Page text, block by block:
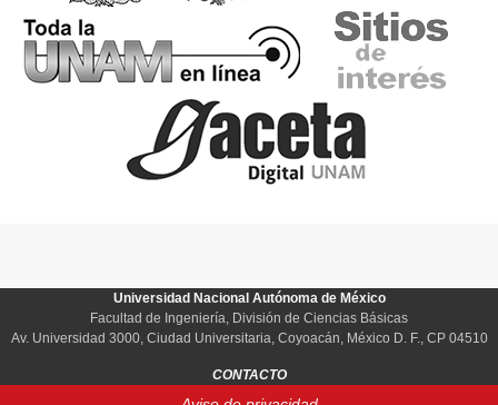
Universidad Nacional Autónoma de México
Facultad de Ingeniería, División de Ciencias Básicas
Av. Universidad 3000, Ciudad Universitaria, Coyoacán, México D. F., CP 04510
CONTACTO